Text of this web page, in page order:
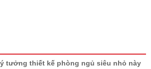
tưởng thiết kế phòng ngủ siêu nhỏ này